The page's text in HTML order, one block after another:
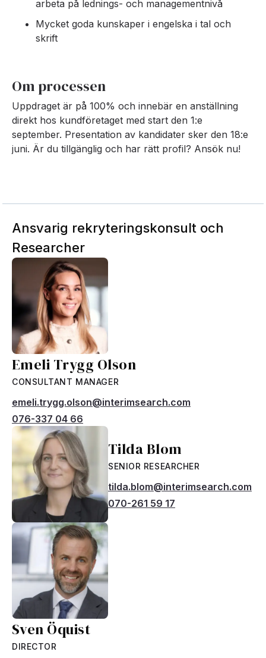
arbeta på lednings- och managementnivå
Mycket goda kunskaper i engelska i tal och
skrift
Om processen
Uppdraget är på 100% och innebär en anställning
direkt hos kundföretaget med start den 1:e
september. Presentation av kandidater sker den 18:e
juni. Är du tillgänglig och har rätt profil? Ansök nu!
Ansvarig rekryteringskonsult och
Researcher
Emeli Trygg Olson
CONSULTANT MANAGER
emeli.trygg.olson@interimsearch.com
076-337 04 66
Tilda Blom
SENIOR RESEARCHER
tilda.blom@interimsearch.com
070-261 59 17
Sven Öquist
DIRECTOR